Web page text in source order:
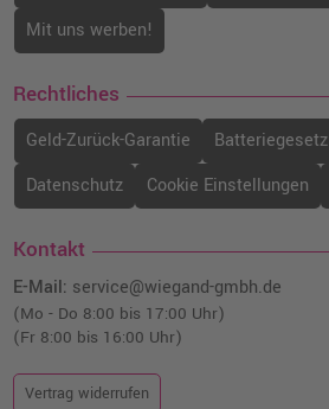
Mit uns werben!
Rechtliches
Geld-Zurück-Garantie Batteriegesetz
Datenschutz
Cookie Einstellungen
Kontakt
E-Mail: service@wiegand-gmbh.de
(Mo - Do 8:00 bis 17:00 Uhr)
(Fr 8:00 bis 16:00 Uhr)
Vertrag widerrufen